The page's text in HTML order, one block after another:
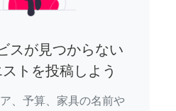
スが見つからない
トを投稿しよう
、予算、家具の名前や